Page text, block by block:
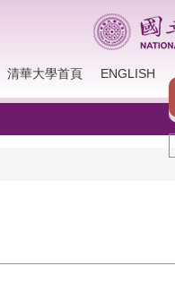
清華大學首頁 ENGLISH